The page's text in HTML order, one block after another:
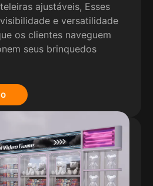
ajustáveis, Esses
e versatilidade
os clientes naveguem
seus brinquedos